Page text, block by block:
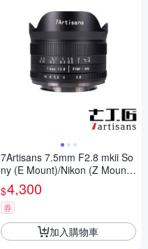
7Artisans 7.5mm F2.8 mkii So
ny (E Mount)/Nikon (Z Mount)
公司貨
$4,300
券
加入購物車